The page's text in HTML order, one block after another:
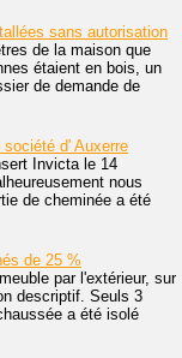
sans autorisation
de la maison que
étaient en bois, un
de demande de
d' Auxerre
Invicta le 14
nous
de cheminée a été
de 25 %
par l'extérieur, sur
descriptif. Seuls 3
a été isolé